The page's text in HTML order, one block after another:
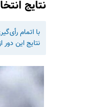
نتایج
با اتمام
نتایج این